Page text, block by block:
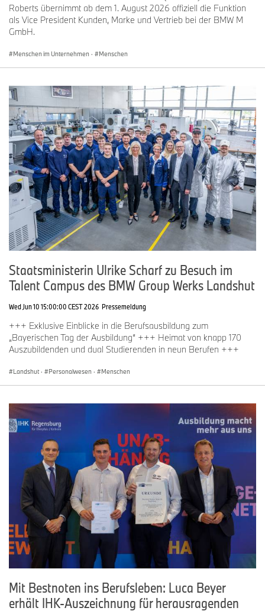
Roberts übernimmt ab dem 1. August 2026 offiziell die Funktion
als Vice President Kunden, Marke und Vertrieb bei der BMW M
GmbH.
Menschen im Unternehmen · Menschen
Staatsministerin Ulrike Scharf zu Besuch im
Talent Campus des BMW Group Werks Landshut
Wed Jun 10 15:00:00 CEST 2026 Pressemeldung
+++ Exklusive Einblicke in die Berufsausbildung zum
„Bayerischen Tag der Ausbildung“ +++ Heimat von knapp 170
Auszubildenden und dual Studierenden in neun Berufen +++
Landshut · Personalwesen · Menschen
Mit Bestnoten ins Berufsleben: Luca Beyer
erhält IHK-Auszeichnung für herausragenden